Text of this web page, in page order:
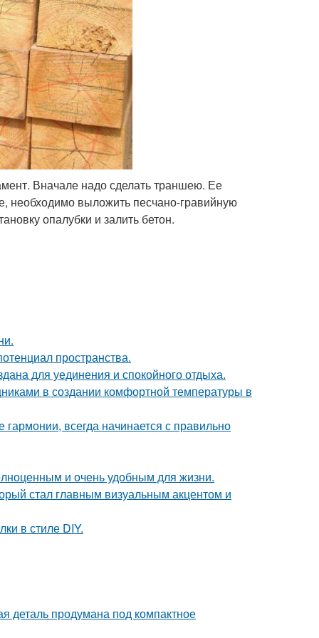
Вначале надо сделать траншею. Ее
необходимо выложить песчано-гравийную
опалубки и залить бетон.
пространства.
для уединения и спокойного отдыха.
в создании комфортной температуры в
всегда начинается с правильно
и очень удобным для жизни.
стал главным визуальным акцентом и
в стиле DIY.
деталь продумана под компактное